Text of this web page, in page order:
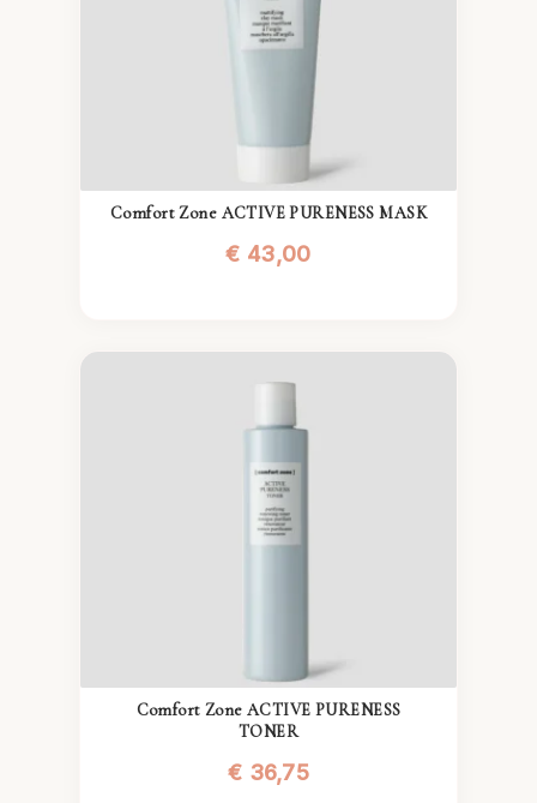
Comfort Zone ACTIVE PURENESS MASK
€ 43,00
Comfort Zone ACTIVE PURENESS
TONER
€ 36,75